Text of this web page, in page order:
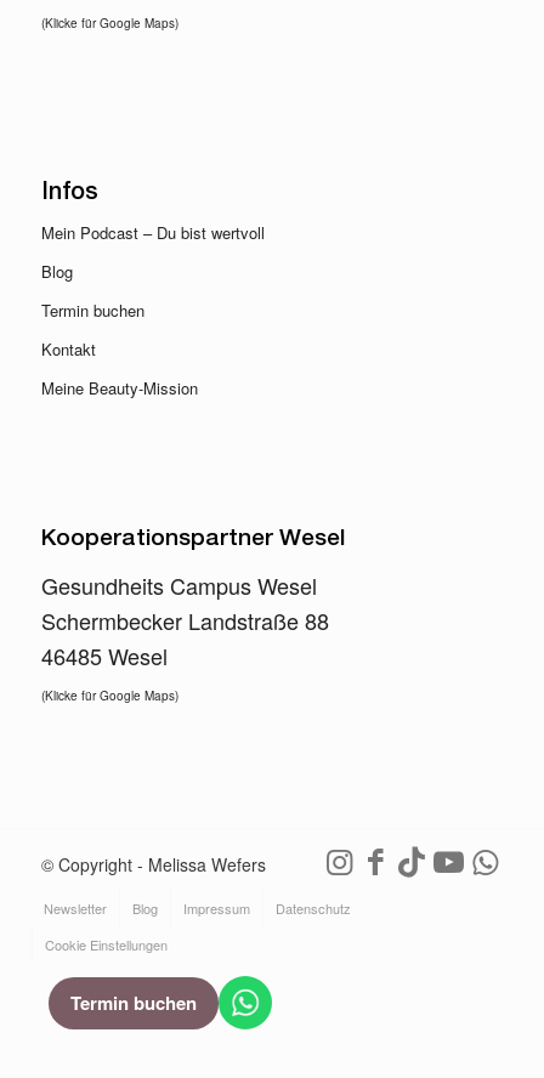
(Klicke für Google Maps)
Infos
Mein Podcast – Du bist wertvoll
Blog
Termin buchen
Kontakt
Meine Beauty-Mission
Kooperationspartner Wesel
Gesundheits Campus Wesel
Schermbecker Landstraße 88
46485 Wesel
(Klicke für Google Maps)
© Copyright - Melissa Wefers
Newsletter Blog Impressum
Datenschutz
Cookie Einstellungen
Termin buchen